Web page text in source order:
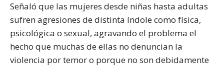
Señaló que las mujeres desde niñas hasta adultas
sufren agresiones de distinta índole como física,
psicológica o sexual, agravando el problema el
hecho que muchas de ellas no denuncian la
violencia por temor o porque no son debidamente